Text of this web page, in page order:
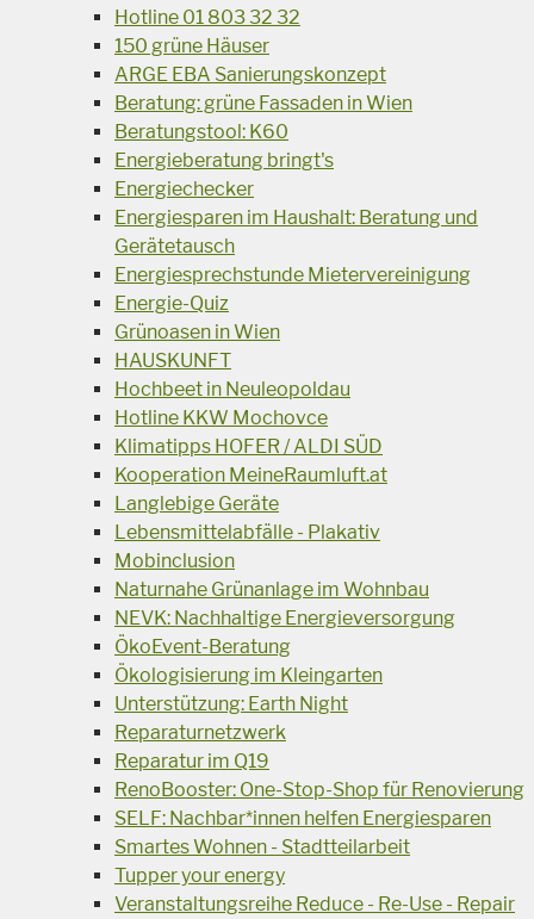
Hotline 01 803 32 32
150 grüne Häuser
ARGE EBA Sanierungskonzept
Beratung: grüne Fassaden in Wien
Beratungstool: K60
Energieberatung bringt's
Energiechecker
Energiesparen im Haushalt: Beratung und
Gerätetausch
Energiesprechstunde Mietervereinigung
Energie-Quiz
Grünoasen in Wien
HAUSKUNFT
Hochbeet in Neuleopoldau
Hotline KKW Mochovce
Klimatipps HOFER / ALDI SÜD
Kooperation MeineRaumluft.at
Langlebige Geräte
Lebensmittelabfälle - Plakativ
Mobinclusion
Naturnahe Grünanlage im Wohnbau
NEVK: Nachhaltige Energieversorgung
ÖkoEvent-Beratung
Ökologisierung im Kleingarten
Unterstützung: Earth Night
Reparaturnetzwerk
Reparatur im Q19
RenoBooster: One-Stop-Shop für Renovierung
SELF: Nachbar*innen helfen Energiesparen
Smartes Wohnen - Stadtteilarbeit
Tupper your energy
Veranstaltungsreihe Reduce - Re-Use - Repair